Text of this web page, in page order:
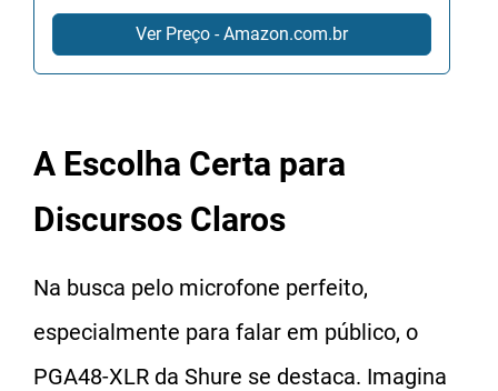
Ver Preço - Amazon.com.br
A Escolha Certa para
Discursos Claros
Na busca pelo microfone perfeito,
especialmente para falar em público, o
PGA48-XLR da Shure se destaca. Imagina